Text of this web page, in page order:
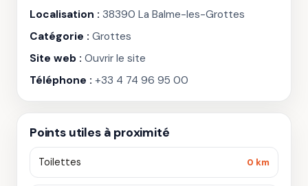
Localisation : 38390 La Balme-les-Grottes
Catégorie : Grottes
Site web : Ouvrir le site
Téléphone : +33 4 74 96 95 00
Points utiles à proximité
Toilettes 0 km